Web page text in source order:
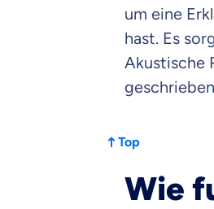
um eine
hast. Es
Akustische
Top
Wie